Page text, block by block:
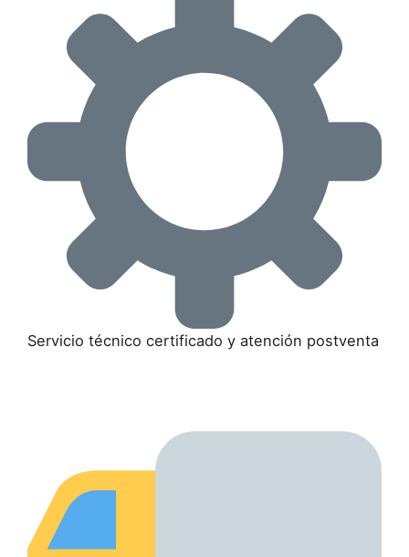
Servicio técnico certificado y atención postventa